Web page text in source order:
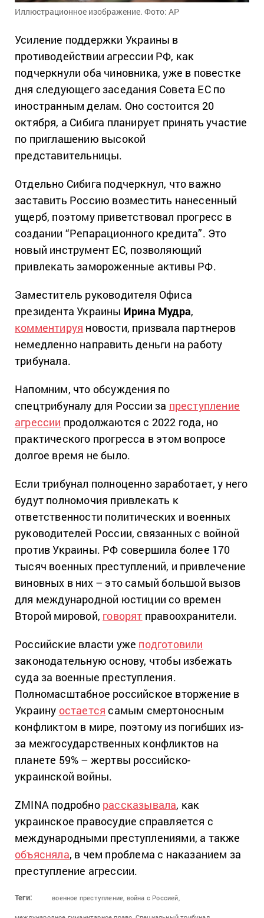
Иллюстрационное изображение. Фото: АР
Усиление поддержки Украины в
противодействии агрессии РФ, как
подчеркнули оба чиновника, уже в повестке
дня следующего заседания Совета ЕС по
иностранным делам. Оно состоится 20
октября, а Сибига планирует принять участие
по приглашению высокой
представительницы.
Отдельно Сибига подчеркнул, что важно
заставить Россию возместить нанесенный
ущерб, поэтому приветствовал прогресс в
создании “Репарационного кредита”. Это
новый инструмент ЕС, позволяющий
привлекать замороженные активы РФ.
Заместитель руководителя Офиса
президента Украины Ирина Мудра,
комментируя новости, призвала партнеров
немедленно направить деньги на работу
трибунала.
Напомним, что обсуждения по
спецтрибуналу для России за преступление
агрессии продолжаются с 2022 года, но
практического прогресса в этом вопросе
долгое время не было.
Если трибунал полноценно заработает, у него
будут полномочия привлекать к
ответственности политических и военных
руководителей России, связанных с войной
против Украины. РФ совершила более 170
тысяч военных преступлений, и привлечение
виновных в них – это самый большой вызов
для международной юстиции со времен
Второй мировой, говорят правоохранители.
Российские власти уже подготовили
законодательную основу, чтобы избежать
суда за военные преступления.
Полномасштабное российское вторжение в
Украину остается самым смертоносным
конфликтом в мире, поэтому из погибших из-
за межгосударственных конфликтов на
планете 59% – жертвы российско-
украинской войны.
ZMINA подробно рассказывала, как
украинское правосудие справляется с
международными преступлениями, а также
объясняла, в чем проблема с наказанием за
преступление агрессии.
Теги: военное преступление, война с Россией,